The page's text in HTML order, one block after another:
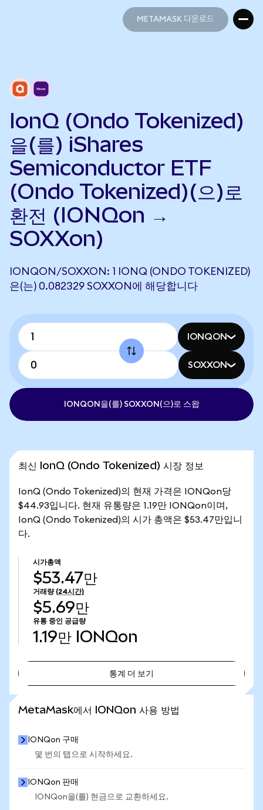
METAMASK 다운로드
IonQ (Ondo Tokenized)
을(를) iShares
Semiconductor ETF
(Ondo Tokenized)(으)로
환전 (IONQon →
SOXXon)
IONQON/SOXXON: 1 IONQ (ONDO TOKENIZED)
은(는) 0.082329 SOXXON에 해당합니다
IONQON
SOXXON
IONQON을(를) SOXXON(으)로 스왑
최신 IonQ (Ondo Tokenized) 시장 정보
IonQ (Ondo Tokenized)의 현재 가격은 IONQon당
$44.93입니다. 현재 유통량은 1.19만 IONQon이며,
IonQ (Ondo Tokenized)의 시가 총액은 $53.47만입니
다.
시가총액
$53.47만
거래량 (24시간)
$5.69만
유통 중인 공급량
1.19만 IONQon
통계 더 보기
MetaMask에서 IONQon 사용 방법
IONQon 구매
몇 번의 탭으로 시작하세요.
IONQon 판매
IONQon을(를) 현금으로 교환하세요.